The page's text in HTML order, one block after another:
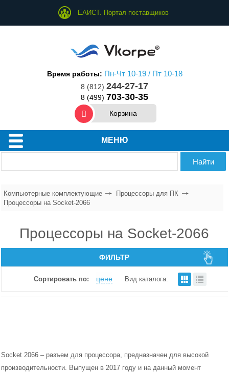
ЕАИСТ. Портал поставщиков
Время работы: Пн-Чт 10-19 / Пт 10-18
8 (812) 244-27-17
8 (499) 703-30-35
Корзина
МЕНЮ
Компьютерные комплектующие
Процессоры для ПК
Процессоры на Socket-2066
Процессоры на Socket-2066
ФИЛЬТР
Сортировать по: цене Вид каталога:
Socket 2066 – разъем для процессора, предназначен для высокой
производительности. Выпущен в 2017 году и на данный момент